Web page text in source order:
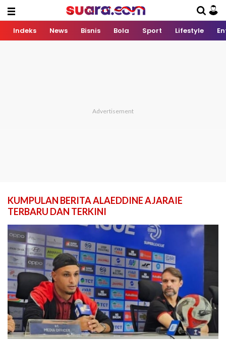
Indeks News Bisnis Bola Sport Lifestyle
KUMPULAN BERITA ALAEDDINE AJARAIE
TERBARU DAN TERKINI